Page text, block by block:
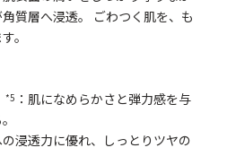
質層へ浸透。 ごわつく肌を、も
。
*5 ：肌になめらかさと弾力感を与
の浸透力に優れ、しっとりツヤの